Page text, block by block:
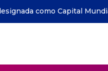
en Guayaquil: la iniciativa
y llega a todo Ecuador